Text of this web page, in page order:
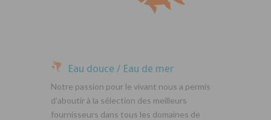
Eau douce / Eau de mer
Notre passion pour le vivant nous a permis
d’aboutir à la sélection des meilleurs
fournisseurs dans tous les domaines de